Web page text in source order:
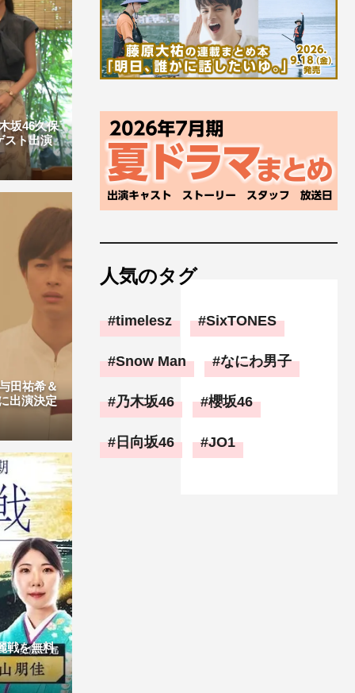
坂46久保
スト出演
田祐希＆
出演決定
戦を無料
人気のタグ
timelesz SixTONES
Snow Man なにわ男子
乃木坂46 櫻坂46
日向坂46 JO1